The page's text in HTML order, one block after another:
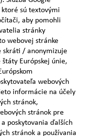
sú textovými
aby pomohli
stránky
webovej stránke
skráti / anonymizuje
Európskej únie,
webových
informácie na účely
stránok,
stránok pre
poskytovania ďalších
stránok a používania